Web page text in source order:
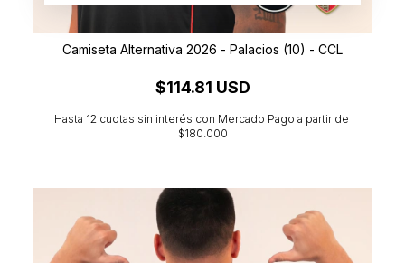
Camiseta Alternativa 2026 - Palacios (10) - CCL
$114.81 USD